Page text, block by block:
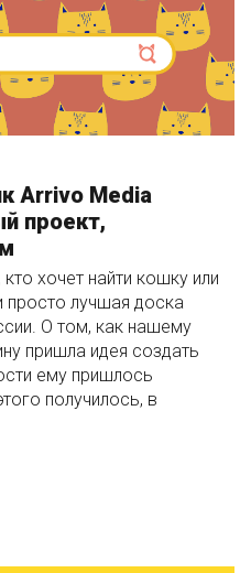
Arrivo Media
проект,
хочет найти кошку или
просто лучшая доска
О том, как нашему
пришла идея создать
ему пришлось
получилось, в
РАЗРАБОТЧИК